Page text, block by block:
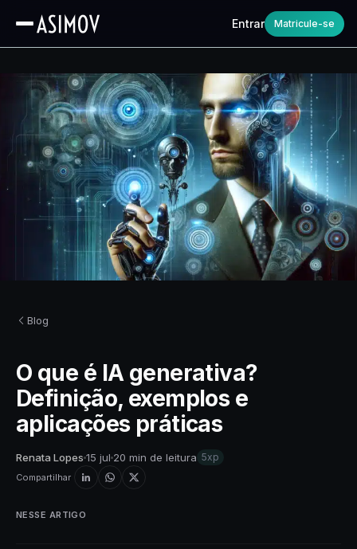
Entrar Matricule-se
Blog
O que é IA generativa?
Definição, exemplos e
aplicações práticas
Renata Lopes 15 jul 20 min de leitura 5xp
Compartilhar
NESSE ARTIGO